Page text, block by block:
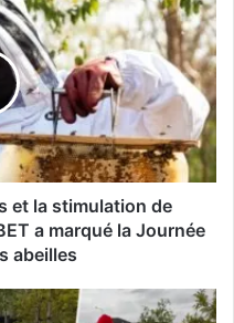
et la stimulation de
a marqué la Journée
abeilles